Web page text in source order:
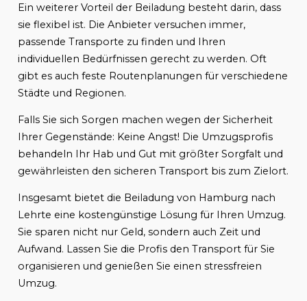
Ein weiterer Vorteil der Beiladung besteht darin, dass
sie flexibel ist. Die Anbieter versuchen immer,
passende Transporte zu finden und Ihren
individuellen Bedürfnissen gerecht zu werden. Oft
gibt es auch feste Routenplanungen für verschiedene
Städte und Regionen.
Falls Sie sich Sorgen machen wegen der Sicherheit
Ihrer Gegenstände: Keine Angst! Die Umzugsprofis
behandeln Ihr Hab und Gut mit größter Sorgfalt und
gewährleisten den sicheren Transport bis zum Zielort.
Insgesamt bietet die Beiladung von Hamburg nach
Lehrte eine kostengünstige Lösung für Ihren Umzug.
Sie sparen nicht nur Geld, sondern auch Zeit und
Aufwand. Lassen Sie die Profis den Transport für Sie
organisieren und genießen Sie einen stressfreien
Umzug.